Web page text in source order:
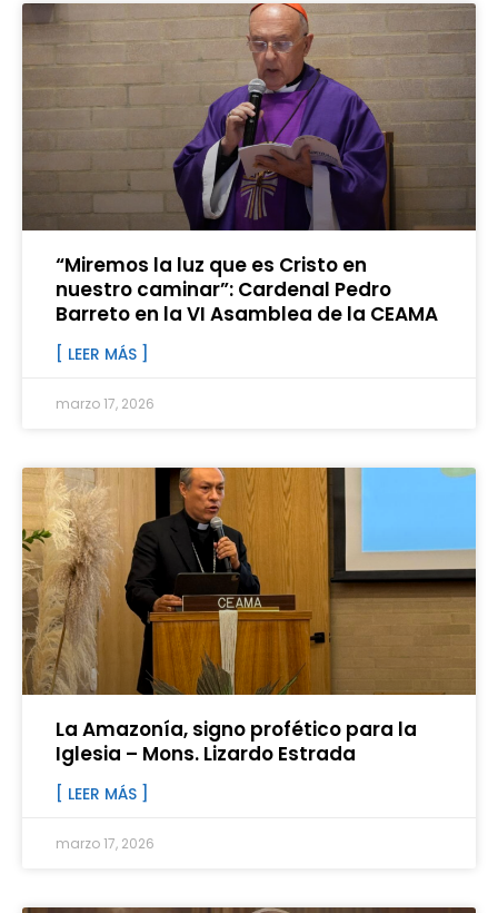
“Miremos la luz que es Cristo en
nuestro caminar”: Cardenal Pedro
Barreto en la VI Asamblea de la CEAMA
[ LEER MÁS ]
marzo 17, 2026
La Amazonía, signo profético para la
Iglesia – Mons. Lizardo Estrada
[ LEER MÁS ]
marzo 17, 2026